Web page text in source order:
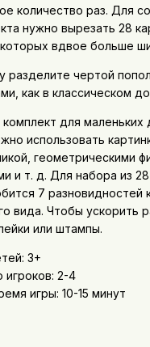
количество раз. Для
нужно вырезать 28
вдвое больше
разделите чертой
как в классическом
для маленьких
использовать
геометрическими
и т. д. Для набора из 28
7 разновидностей
вида. Чтобы ускорить
или штампы.
3+
игроков: 2-4
игры: 10-15 минут